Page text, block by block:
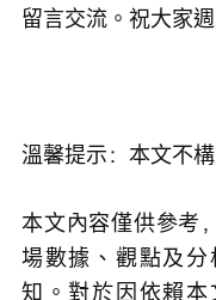
留言交流。祝大家
溫馨提示：本文不
本文內容僅供參考
場數據、觀點及
知。對於因依賴